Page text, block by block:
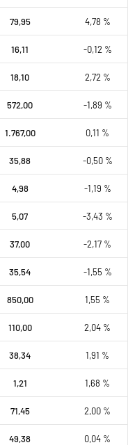
79,95 4,78 %
16,11 -0,12 %
18,10 2,72 %
572,00 -1,89 %
1.767,00 0,11 %
35,88 -0,50 %
4,98 -1,19 %
5,07 -3,43 %
37,00 -2,17 %
35,54 -1,55 %
850,00 1,55 %
110,00 2,04 %
38,34 1,91 %
1,21 1,68 %
71,45 2,00 %
49,38 0,04 %